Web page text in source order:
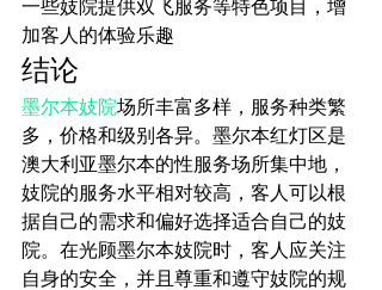
一些妓院提供双飞服务等特色项目，增
加客人的体验乐趣
结论
墨尔本妓院场所丰富多样，服务种类繁
多，价格和级别各异。墨尔本红灯区是
澳大利亚墨尔本的性服务场所集中地，
妓院的服务水平相对较高，客人可以根
据自己的需求和偏好选择适合自己的妓
院。在光顾墨尔本妓院时，客人应关注
自身的安全，并且尊重和遵守妓院的规